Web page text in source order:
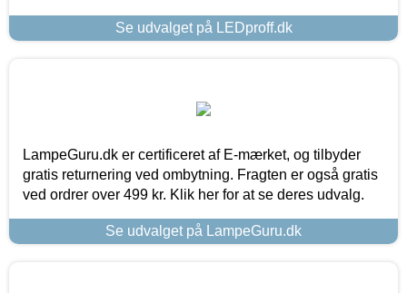
Se udvalget på LEDproff.dk
LampeGuru.dk er certificeret af E-mærket, og tilbyder
gratis returnering ved ombytning. Fragten er også gratis
ved ordrer over 499 kr. Klik her for at se deres udvalg.
Se udvalget på LampeGuru.dk